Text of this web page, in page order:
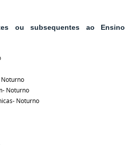
ou subsequentes ao Ensino
Noturno
Noturno